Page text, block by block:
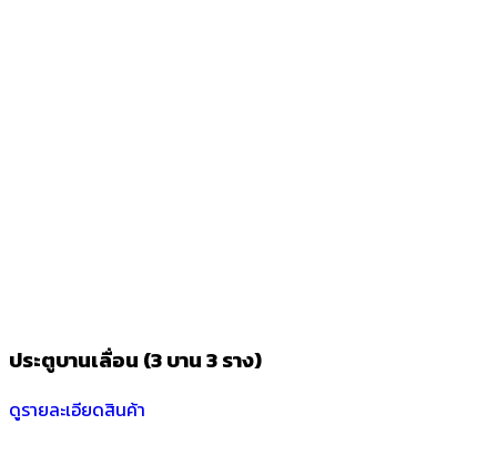
ประตูบานเลื่อน (3 บาน 3 ราง)
ดูรายละเอียดสินค้า